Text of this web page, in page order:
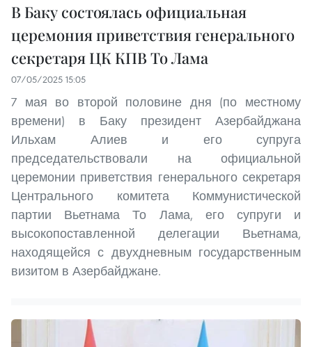
В Баку состоялась официальная
церемония приветствия генерального
секретаря ЦК КПВ То Лама
07/05/2025 15:05
7 мая во второй половине дня (по местному
времени) в Баку президент Азербайджана
Ильхам Алиев и его супруга
председательствовали на официальной
церемонии приветствия генерального секретаря
Центрального комитета Коммунистической
партии Вьетнама То Лама, его супруги и
высокопоставленной делегации Вьетнама,
находящейся с двухдневным государственным
визитом в Азербайджане.